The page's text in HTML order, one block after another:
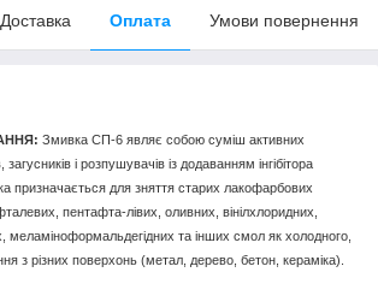
Доставка Оплата Умови повернення
Змивка СП-6 являє собою суміш активних
загусників і розпушувачів із додаванням інгібітора
призначається для зняття старих лакофарбових
пентафта-лівих, оливних, вінілхлоридних,
меламіноформальдегідних та інших смол як холодного,
з різних поверхонь (метал, дерево, бетон, кераміка).